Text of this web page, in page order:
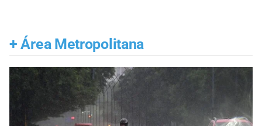
+ Área Metropolitana